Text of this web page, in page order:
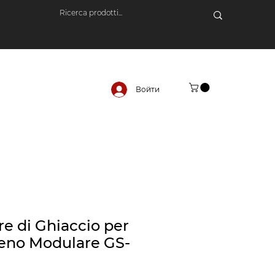
Войти
di Ghiaccio per
Modulare GS-